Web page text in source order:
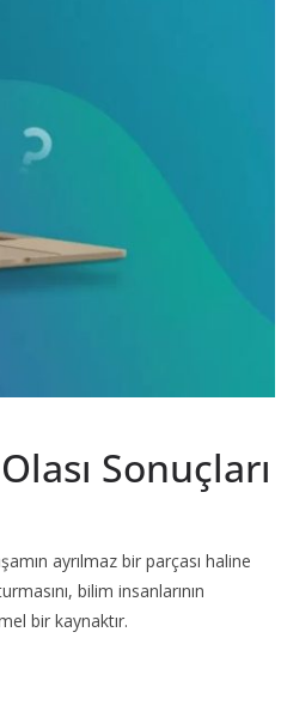
Sonuçları
ayrılmaz bir parçası haline
bilim insanlarının
bir kaynaktır.